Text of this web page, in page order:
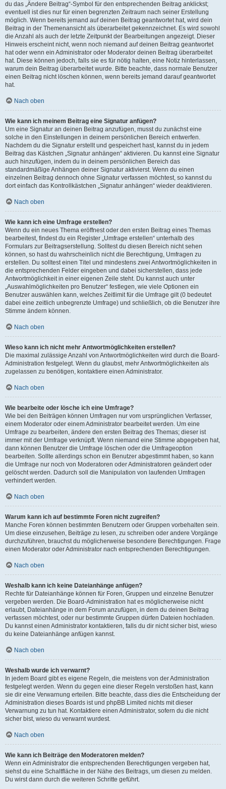
du das „Ändere Beitrag“-Symbol für den entsprechenden Beitrag anklickst;
eventuell ist dies nur für einen begrenzten Zeitraum nach seiner Erstellung
möglich. Wenn bereits jemand auf deinen Beitrag geantwortet hat, wird dein
Beitrag in der Themenansicht als überarbeitet gekennzeichnet. Es wird sowohl
die Anzahl als auch der letzte Zeitpunkt der Bearbeitungen angezeigt. Dieser
Hinweis erscheint nicht, wenn noch niemand auf deinen Beitrag geantwortet
hat oder wenn ein Administrator oder Moderator deinen Beitrag überarbeitet
hat. Diese können jedoch, falls sie es für nötig halten, eine Notiz hinterlassen,
warum dein Beitrag überarbeitet wurde. Bitte beachte, dass normale Benutzer
einen Beitrag nicht löschen können, wenn bereits jemand darauf geantwortet
hat.
Nach oben
Wie kann ich meinem Beitrag eine Signatur anfügen?
Um eine Signatur an deinen Beitrag anzufügen, musst du zunächst eine
solche in den Einstellungen in deinem persönlichen Bereich entwerfen.
Nachdem du die Signatur erstellt und gespeichert hast, kannst du in jedem
Beitrag das Kästchen „Signatur anhängen“ aktivieren. Du kannst eine Signatur
auch hinzufügen, indem du in deinem persönlichen Bereich das
standardmäßige Anhängen deiner Signatur aktivierst. Wenn du einen
einzelnen Beitrag dennoch ohne Signatur verfassen möchtest, so kannst du
dort einfach das Kontrollkästchen „Signatur anhängen“ wieder deaktivieren.
Nach oben
Wie kann ich eine Umfrage erstellen?
Wenn du ein neues Thema eröffnest oder den ersten Beitrag eines Themas
bearbeitest, findest du ein Register „Umfrage erstellen“ unterhalb des
Formulars zur Beitragserstellung. Solltest du diesen Bereich nicht sehen
können, so hast du wahrscheinlich nicht die Berechtigung, Umfragen zu
erstellen. Du solltest einen Titel und mindestens zwei Antwortmöglichkeiten in
die entsprechenden Felder eingeben und dabei sicherstellen, dass jede
Antwortmöglichkeit in einer eigenen Zeile steht. Du kannst auch unter
„Auswahlmöglichkeiten pro Benutzer“ festlegen, wie viele Optionen ein
Benutzer auswählen kann, welches Zeitlimit für die Umfrage gilt (0 bedeutet
dabei eine zeitlich unbegrenzte Umfrage) und schließlich, ob die Benutzer ihre
Stimme ändern können.
Nach oben
Wieso kann ich nicht mehr Antwortmöglichkeiten erstellen?
Die maximal zulässige Anzahl von Antwortmöglichkeiten wird durch die Board-
Administration festgelegt. Wenn du glaubst, mehr Antwortmöglichkeiten als
zugelassen zu benötigen, kontaktiere einen Administrator.
Nach oben
Wie bearbeite oder lösche ich eine Umfrage?
Wie bei den Beiträgen können Umfragen nur vom ursprünglichen Verfasser,
einem Moderator oder einem Administrator bearbeitet werden. Um eine
Umfrage zu bearbeiten, ändere den ersten Beitrag des Themas; dieser ist
immer mit der Umfrage verknüpft. Wenn niemand eine Stimme abgegeben hat,
dann können Benutzer die Umfrage löschen oder die Umfrageoption
bearbeiten. Sollte allerdings schon ein Benutzer abgestimmt haben, so kann
die Umfrage nur noch von Moderatoren oder Administratoren geändert oder
gelöscht werden. Dadurch soll die Manipulation von laufenden Umfragen
verhindert werden.
Nach oben
Warum kann ich auf bestimmte Foren nicht zugreifen?
Manche Foren können bestimmten Benutzern oder Gruppen vorbehalten sein.
Um diese einzusehen, Beiträge zu lesen, zu schreiben oder andere Vorgänge
durchzuführen, brauchst du möglicherweise besondere Berechtigungen. Frage
einen Moderator oder Administrator nach entsprechenden Berechtigungen.
Nach oben
Weshalb kann ich keine Dateianhänge anfügen?
Rechte für Dateianhänge können für Foren, Gruppen und einzelne Benutzer
vergeben werden. Die Board-Administration hat es möglicherweise nicht
erlaubt, Dateianhänge in dem Forum anzufügen, in dem du deinen Beitrag
verfassen möchtest, oder nur bestimmte Gruppen dürfen Dateien hochladen.
Du kannst einen Administrator kontaktieren, falls du dir nicht sicher bist, wieso
du keine Dateianhänge anfügen kannst.
Nach oben
Weshalb wurde ich verwarnt?
In jedem Board gibt es eigene Regeln, die meistens von der Administration
festgelegt werden. Wenn du gegen eine dieser Regeln verstoßen hast, kann
sie dir eine Verwarnung erteilen. Bitte beachte, dass dies die Entscheidung der
Administration dieses Boards ist und phpBB Limited nichts mit dieser
Verwarnung zu tun hat. Kontaktiere einen Administrator, sofern du die nicht
sicher bist, wieso du verwarnt wurdest.
Nach oben
Wie kann ich Beiträge den Moderatoren melden?
Wenn ein Administrator die entsprechenden Berechtigungen vergeben hat,
siehst du eine Schaltfläche in der Nähe des Beitrags, um diesen zu melden.
Du wirst dann durch die weiteren Schritte geführt.